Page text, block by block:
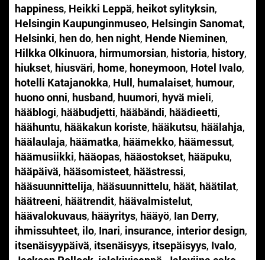
happiness, Heikki Leppä, heikot sylityksin,
Helsingin Kaupunginmuseo, Helsingin Sanomat,
Helsinki, hen do, hen night, Hende Nieminen,
Hilkka Olkinuora, hirmumorsian, historia, history,
hiukset, hiusväri, home, honeymoon, Hotel Ivalo,
hotelli Katajanokka, Hull, humalaiset, humour,
huono onni, husband, huumori, hyvä mieli,
hääblogi, hääbudjetti, hääbändi, häädieetti,
häähuntu, hääkakun koriste, hääkutsu, häälahja,
häälaulaja, häämatka, häämekko, häämessut,
häämusiikki, hääopas, hääostokset, hääpuku,
hääpäivä, hääsomisteet, häästressi,
hääsuunnittelija, hääsuunnittelu, häät, häätilat,
häätreeni, häätrendit, häävalmistelut,
häävalokuvaus, hääyritys, hääyö, Ian Derry,
ihmissuhteet, ilo, Inari, insurance, interior design,
itsenäisyypäivä, itsenäisyys, itsepäisyys, Ivalo,